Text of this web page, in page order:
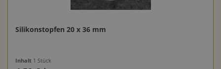
Silikonstopfen 20 x 36 mm
Inhalt 1 Stück